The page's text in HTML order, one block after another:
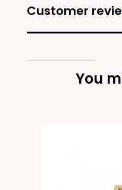
Customer
You